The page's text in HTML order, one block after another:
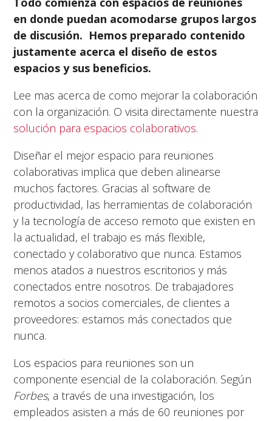
en donde puedan acomodarse grupos largos
de discusión. Hemos preparado contenido
justamente acerca el diseño de estos
espacios y sus beneficios.
Lee mas acerca de como mejorar la colaboración
con la organización. O visita directamente nuestra
solución para espacios colaborativos.
Diseñar el mejor espacio para reuniones
colaborativas implica que deben alinearse
muchos factores. Gracias al software de
productividad, las herramientas de colaboración
y la tecnología de acceso remoto que existen en
la actualidad, el trabajo es más flexible,
conectado y colaborativo que nunca. Estamos
menos atados a nuestros escritorios y más
conectados entre nosotros. De trabajadores
remotos a socios comerciales, de clientes a
proveedores: estamos más conectados que
nunca.
Los espacios para reuniones son un
componente esencial de la colaboración. Según
Forbes, a través de una investigación, los
empleados asisten a más de 60 reuniones por